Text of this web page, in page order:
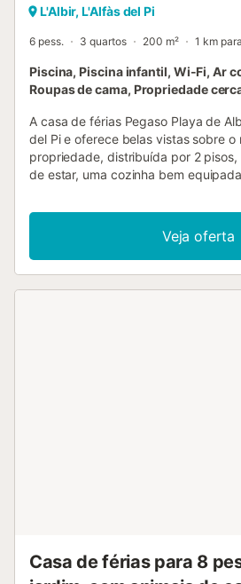
L'Albir, L'Alfàs del Pi
6 pess. 3 quartos 200 m² 1 km
Piscina, Piscina infantil, Wi-Fi, Ar
Roupas de cama, Propriedade
A casa de férias Pegaso Playa de
del Pi e oferece belas vistas sobre o
propriedade, distribuída por 2 pisos,
de estar, uma cozinha bem
comodidades contam-se Wi-Fi de
para videochamadas), televisão, ar
máquina de lavar roupa. No exterior
um terraço ao ar livre, um terraço
Veja oferta
Casa de férias para 8